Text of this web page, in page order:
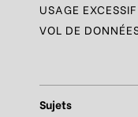
USAGE EXCESSIF
VOL DE
Sujets